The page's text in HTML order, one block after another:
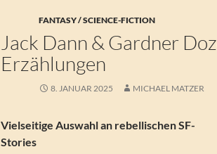
FANTASY / SCIENCE-FICTION
Jack Dann & Gardner
Erzählungen
8. JANUAR 2025 MICHAEL MATZER
Vielseitige Auswahl an rebellischen SF-
Stories